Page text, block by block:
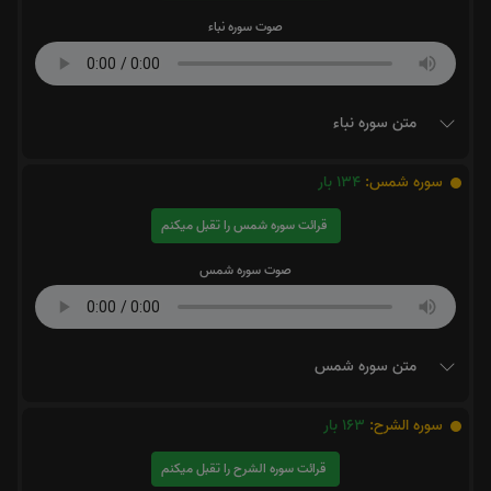
صوت سوره نباء
متن سوره نباء
سوره شمس: 134 بار
قرائت سوره شمس را تقبل میکنم
صوت سوره شمس
متن سوره شمس
سوره الشرح: 163 بار
قرائت سوره الشرح را تقبل میکنم